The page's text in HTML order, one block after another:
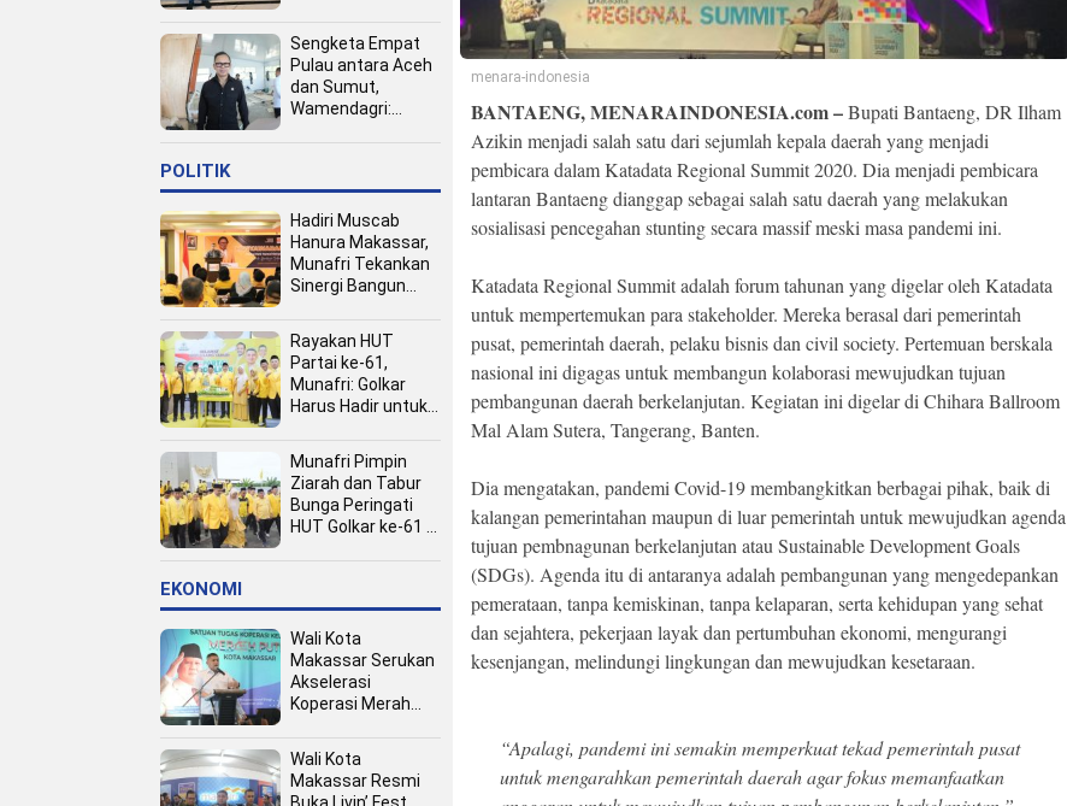
Jamaah Haji dan
Umrah
Sengketa Empat
Pulau antara Aceh
dan Sumut,
Wamendagri:
POLITIK
Hadiri Muscab
Hanura Makassar,
Munafri Tekankan
Sinergi Bangun
Rayakan HUT
Partai ke-61,
Munafri: Golkar
Harus Hadir untuk
Munafri Pimpin
Ziarah dan Tabur
Bunga Peringati
HUT Golkar ke-61 di
EKONOMI
Wali Kota
Makassar Serukan
Akselerasi
Koperasi Merah
Program Presiden
Prabowo
Wali Kota
Makassar Resmi
menara-indonesia
BANTAENG, MENARAINDONESIA.com –Bupati Bantaeng, DR Ilham
Azikin menjadi salah satu dari sejumlah kepala daerah yang menjadi
pembicara dalam Katadata Regional Summit 2020. Dia menjadi pembicara
lantaran Bantaeng dianggap sebagai salah satu daerah yang melakukan
sosialisasi pencegahan stunting secara massif meski masa pandemi ini.
Katadata Regional Summit adalah forum tahunan yang digelar oleh Katadata
untuk mempertemukan para stakeholder. Mereka berasal dari pemerintah
pusat, pemerintah daerah, pelaku bisnis dan civil society. Pertemuan berskala
nasional ini digagas untuk membangun kolaborasi mewujudkan tujuan
pembangunan daerah berkelanjutan. Kegiatan ini digelar di Chihara Ballroom
Mal Alam Sutera, Tangerang, Banten.
Dia mengatakan, pandemi Covid-19 membangkitkan berbagai pihak, baik di
kalangan pemerintahan maupun di luar pemerintah untuk mewujudkan agenda
tujuan pembnagunan berkelanjutan atau Sustainable Development Goals
(SDGs). Agenda itu di antaranya adalah pembangunan yang mengedepankan
pemerataan, tanpa kemiskinan, tanpa kelaparan, serta kehidupan yang sehat
dan sejahtera, pekerjaan layak dan pertumbuhan ekonomi, mengurangi
kesenjangan, melindungi lingkungan dan mewujudkan kesetaraan.
“Apalagi, pandemi ini semakin memperkuat tekad pemerintah pusat
untuk mengarahkan pemerintah daerah agar fokus memanfaatkan